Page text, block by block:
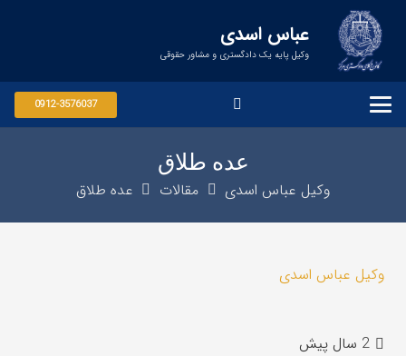
عباس اسدی
وکیل پایه یک دادگستری و مشاور حقوقی
0912-3576037
عده طلاق
وکیل عباس اسدی مقالات عده طلاق
وکیل عباس اسدی
2 سال پیش